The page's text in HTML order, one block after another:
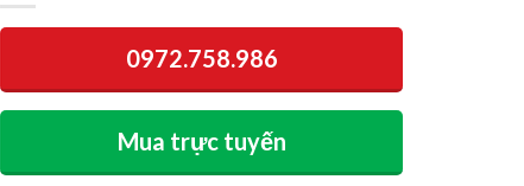
0972.758.986
Mua trực tuyến